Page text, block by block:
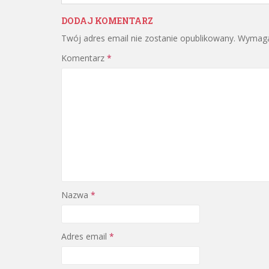
DODAJ KOMENTARZ
Twój adres email nie zostanie opublikowany.
Komentarz *
Nazwa *
Adres email *